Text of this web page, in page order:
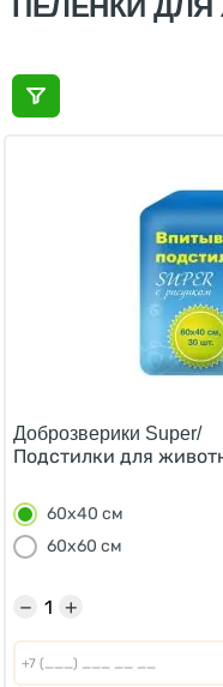
ПЕЛЕНКИ
Доброзверики Super/
Подстилки для
60х40 см
60х60 см
+
−